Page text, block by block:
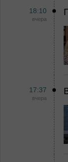
18:10
вчера
17:37
вчера